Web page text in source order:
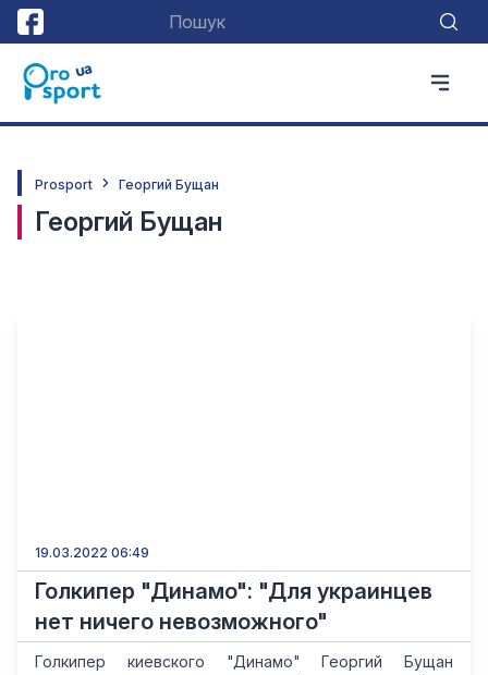
Prosport Георгий Бущан
Георгий Бущан
19.03.2022 06:49
Голкипер "Динамо": "Для украинцев
нет ничего невозможного"
Голкипер киевского "Динамо" Георгий Бущан